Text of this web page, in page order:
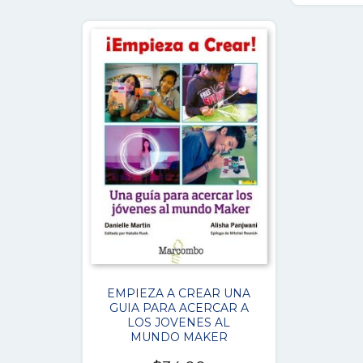
$77.00.$36.00.
EMPIEZA A CREAR UNA
GUIA PARA ACERCAR A
LOS JOVENES AL
MUNDO MAKER